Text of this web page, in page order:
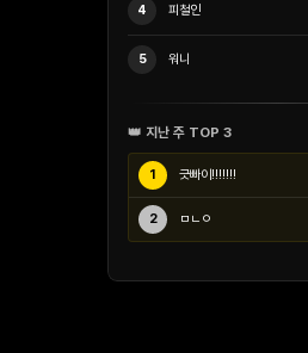
4 피철인
5 워니
👑 지난 주 TOP 3
1 긋빠이!!!!!!!
2 ㅁㄴㅇ